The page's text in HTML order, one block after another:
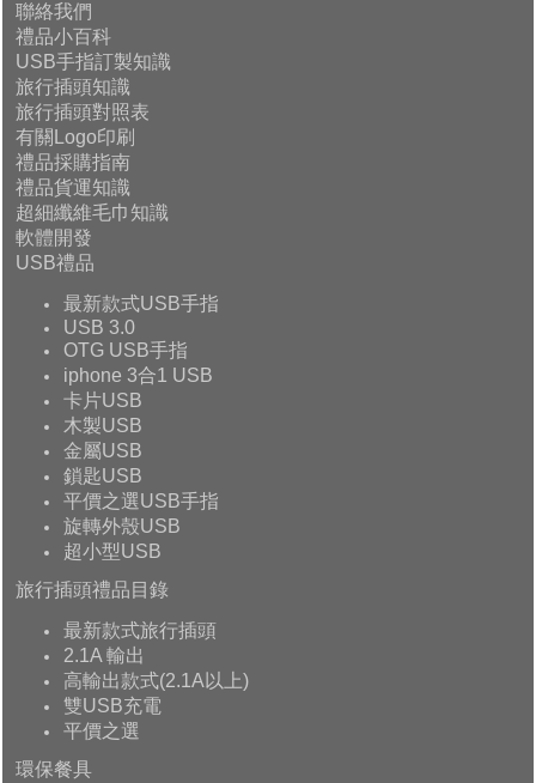
聯絡我們
禮品小百科
USB手指訂製知識
旅行插頭知識
旅行插頭對照表
有關Logo印刷
禮品採購指南
禮品貨運知識
超細纖維毛巾知識
軟體開發
USB禮品
最新款式USB手指
USB 3.0
OTG USB手指
iphone 3合1 USB
卡片USB
木製USB
金屬USB
鎖匙USB
平價之選USB手指
旋轉外殼USB
超小型USB
旅行插頭禮品目錄
最新款式旅行插頭
2.1A 輸出
高輸出款式(2.1A以上)
雙USB充電
平價之選
環保餐具